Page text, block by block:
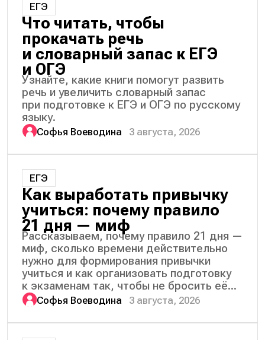
ЕГЭ
Что читать, чтобы
прокачать речь
и словарный запас к ЕГЭ
и ОГЭ
Узнайте, какие книги помогут развить
речь и увеличить словарный запас
при подготовке к ЕГЭ и ОГЭ по русскому
языку.
Софья Воеводина 3 августа, 2026
ЕГЭ
Как выработать привычку
учиться: почему правило
21 дня — миф
Рассказываем, почему правило 21 дня —
миф, сколько времени действительно
нужно для формирования привычки
учиться и как организовать подготовку
к экзаменам так, чтобы не бросить её...
Софья Воеводина 3 августа, 2026